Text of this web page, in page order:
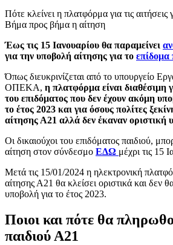
Πότε κλείνει η πλατφόρμα για τις αιτήσεις
Βήμα προς βήμα η αίτηση
Έως τις 15 Ιανουαρίου θα παραμείνει
για την υποβολή αίτησης για το επίδομα
Όπως διευκρινίζεται από το υπουργείο
ΟΠΕΚΑ, η πλατφόρμα είναι διαθέσιμη
του επιδόματος που δεν έχουν ακόμη
το έτος 2023 και για όσους πολίτες
αίτησης Α21 αλλά δεν έκαναν οριστική
Οι δικαιούχοι του επιδόματος παιδιού,
αίτηση στον σύνδεσμο ΕΔΩ μέχρι τις 15
Μετά τις 15/01/2024 η ηλεκτρονική
αίτησης Α21 θα κλείσει οριστικά και δεν
υποβολή για το έτος 2023.
Ποιοι και πότε θα
παιδιού Α21